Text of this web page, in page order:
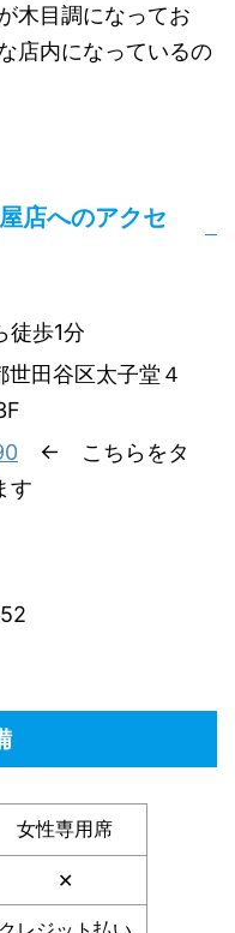
木目調になってお
店内になっているの
店へのアクセ
徒歩1分
田谷区太子堂４
← こちらをタ
す
女性専用席
✕